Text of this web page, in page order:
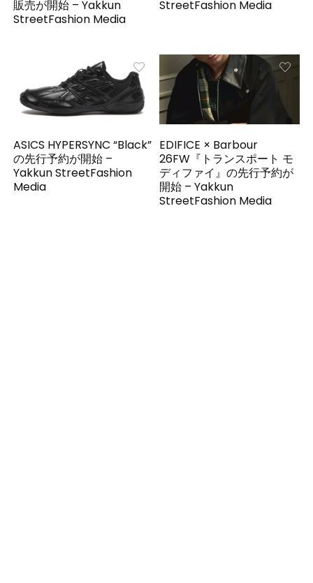
販売が開始 – Yakkun
StreetFashion Media
StreetFashion Media
ASICS HYPERSYNC “Black”
の先行予約が開始 –
Yakkun StreetFashion
Media
EDIFICE × Barbour
26FW『トランスポート モ
ディファイ』の先行予約が
開始 – Yakkun
StreetFashion Media